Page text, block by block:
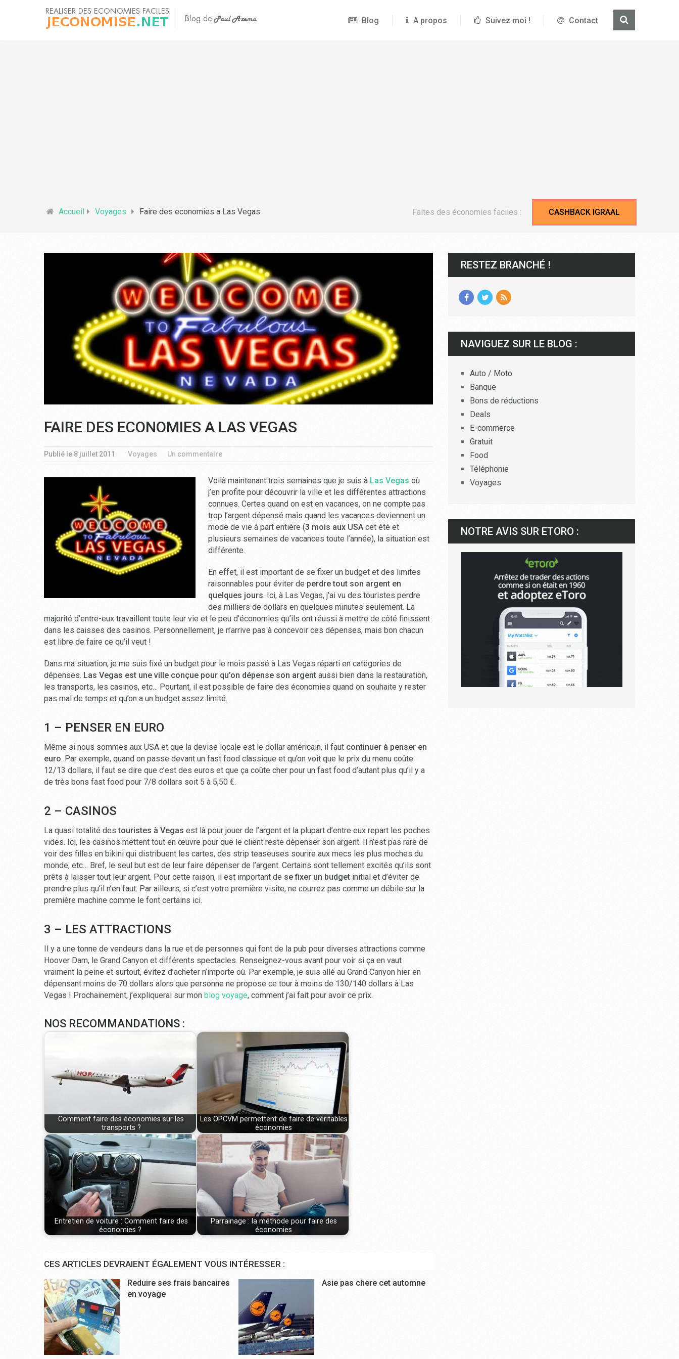
Blog A propos Suivez moi ! Contact
Accueil Voyages Faire des economies a Las Vegas Faites des économies faciles : CASHBACK IGRAAL
FAIRE DES ECONOMIES A LAS VEGAS
Publié le 8 juillet 2011 Voyages Un commentaire
Voilà maintenant trois semaines que je suis à Las Vegas où
j’en profite pour découvrir la ville et les différentes attractions
connues. Certes quand on est en vacances, on ne compte pas
trop l’argent dépensé mais quand les vacances deviennent un
mode de vie à part entière (3 mois aux USA cet été et
plusieurs semaines de vacances toute l’année), la situation est
différente.
En effet, il est important de se fixer un budget et des limites
raisonnables pour éviter de perdre tout son argent en
quelques jours. Ici, à Las Vegas, j’ai vu des touristes perdre
des milliers de dollars en quelques minutes seulement. La
majorité d’entre-eux travaillent toute leur vie et le peu d’économies qu’ils ont réussi à mettre de côté finissent
dans les caisses des casinos. Personnellement, je n’arrive pas à concevoir ces dépenses, mais bon chacun
est libre de faire ce qu’il veut !
Dans ma situation, je me suis fixé un budget pour le mois passé à Las Vegas réparti en catégories de
dépenses. Las Vegas est une ville conçue pour qu’on dépense son argent aussi bien dans la restauration,
les transports, les casinos, etc… Pourtant, il est possible de faire des économies quand on souhaite y rester
pas mal de temps et qu’on a un budget assez limité.
1 – PENSER EN EURO
Même si nous sommes aux USA et que la devise locale est le dollar américain, il faut continuer à penser en
euro. Par exemple, quand on passe devant un fast food classique et qu’on voit que le prix du menu coûte
12/13 dollars, il faut se dire que c’est des euros et que ça coûte cher pour un fast food d’autant plus qu’il y a
de très bons fast food pour 7/8 dollars soit 5 à 5,50 €.
2 – CASINOS
La quasi totalité destouristes à Vegas est là pour jouer de l’argent et la plupart d’entre eux repart les poches
vides. Ici, les casinos mettent tout en œuvre pour que le client reste dépenser son argent. Il n’est pas rare de
voir des filles en bikini qui distribuent les cartes, des strip teaseuses sourire aux mecs les plus moches du
monde, etc… Bref, le seul but est de leur faire dépenser de l’argent. Certains sont tellement excités qu’ils sont
prêts à laisser tout leur argent. Pour cette raison, il est important de se fixer un budget initial et d’éviter de
prendre plus qu’il n’en faut. Par ailleurs, si c’est votre première visite, ne courrez pas comme un débile sur la
première machine comme le font certains ici.
3 – LES ATTRACTIONS
Il y a une tonne de vendeurs dans la rue et de personnes qui font de la pub pour diverses attractions comme
Hoover Dam, le Grand Canyon et différents spectacles. Renseignez-vous avant pour voir si ça en vaut
vraiment la peine et surtout, évitez d’acheter n’importe où. Par exemple, je suis allé au Grand Canyon hier en
dépensant moins de 70 dollars alors que personne ne propose ce tour à moins de 130/140 dollars à Las
Vegas ! Prochainement, j’expliquerai sur mon blog voyage, comment j’ai fait pour avoir ce prix.
NOS RECOMMANDATIONS :
Comment faire des économies sur les
transports ?
Les OPCVM permettent de faire de véritables
économies
Entretien de voiture : Comment faire des
économies ?
Parrainage : la méthode pour faire des
économies
CES ARTICLES DEVRAIENT ÉGALEMENT VOUS INTÉRESSER :
Reduire ses frais bancaires
en voyage
Asie pas chere cet automne
RESTEZ BRANCHÉ !
NAVIGUEZ SUR LE BLOG :
Auto / Moto
Banque
Bons de réductions
Deals
E-commerce
Gratuit
Food
Téléphonie
Voyages
NOTRE AVIS SUR ETORO :